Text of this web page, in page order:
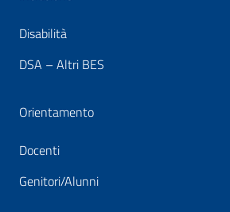
Disabilità
DSA – Altri BES
Orientamento
Docenti
Genitori/Alunni